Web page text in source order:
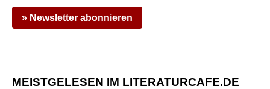
» Newsletter abonnieren
MEISTGELESEN IM LITERATURCAFE.DE